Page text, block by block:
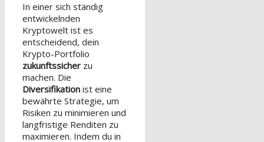
In einer sich ständig
entwickelnden
Kryptowelt ist es
entscheidend, dein
Krypto-Portfolio
zukunftssicher zu
machen. Die
Diversifikation ist eine
bewährte Strategie, um
Risiken zu minimieren und
langfristige Renditen zu
maximieren. Indem du in